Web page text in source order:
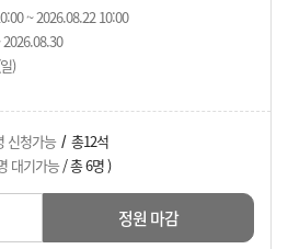
~ 2026.08.22 10:00
)
신청가능 / 총12석
대기가능/ 총 6명 )
정원 마감